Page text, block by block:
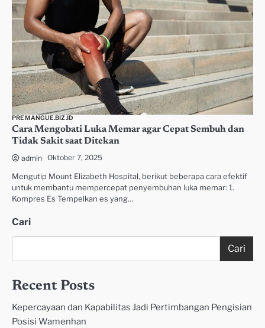
PREMANGUE.BIZ.ID
Cara Mengobati Luka Memar agar Cepat Sembuh dan
Tidak Sakit saat Ditekan
admin Oktober 7, 2025
Mengutip Mount Elizabeth Hospital, berikut beberapa cara efektif
untuk membantu mempercepat penyembuhan luka memar: 1.
Kompres Es Tempelkan es yang…
Cari
Cari
Recent Posts
Kepercayaan dan Kapabilitas Jadi Pertimbangan Pengisian
Posisi Wamenhan